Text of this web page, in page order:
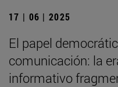
17 | 06 | 2025
El papel
comunicación: la
informativo